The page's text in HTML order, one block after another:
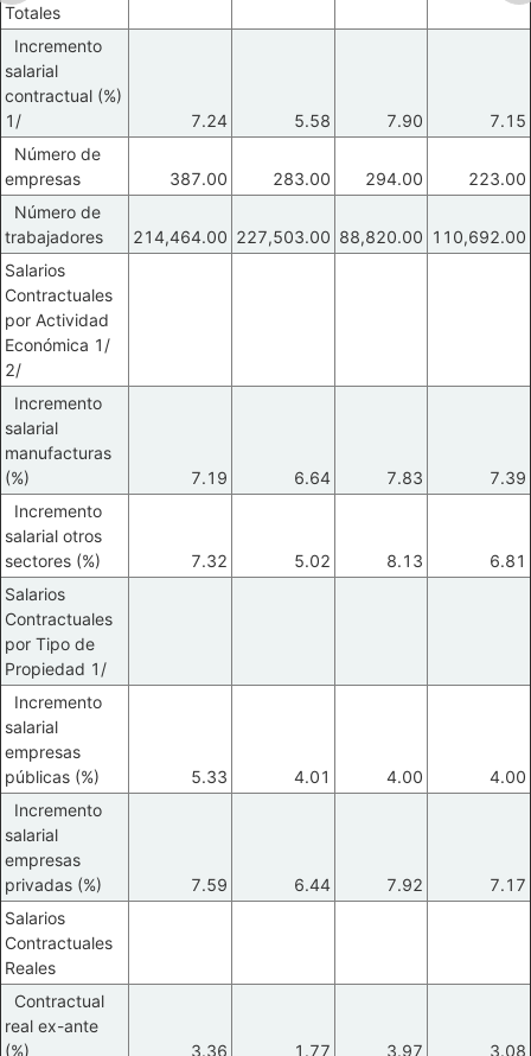
Totales
Incremento
salarial
contractual (%)
1/
7.24 5.58 7.90
7.15
Número de
empresas
387.00 283.00 294.00
223.00
Número de
trabajadores
214,464.00 227,503.00 88,820.00 110,692.00
Salarios
Contractuales
por Actividad
Económica 1/
2/
Incremento
salarial
manufacturas
(%)
7.19 6.64 7.83
7.39
Incremento
salarial otros
sectores (%)
7.32 5.02 8.13
6.81
Salarios
Contractuales
por Tipo de
Propiedad 1/
Incremento
salarial
empresas
públicas (%)
5.33 4.01 4.00
4.00
Incremento
salarial
empresas
privadas (%)
7.59 6.44 7.92
7.17
Salarios
Contractuales
Reales
Contractual
real ex-ante
(%)
3.36 1.77 3.97 3.08